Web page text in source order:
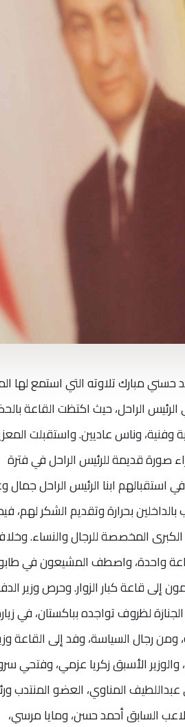
مبارك تلاوته التي استمع لها
الراحل، حيث اكتظت القاعة
وناس عاديين. واستقبلت
صورة قديمة للرئيس الراحل في فترة
استقبالهم ابنا الرئيس الراحل جمال
بحرارة وتقديم الشكر لهم،
الكبرى المخصصة للرجال والنساء.
واحدة، واصطف المشيعون في
قاعة كبار الزوار. وحرص وزير
لظروف تواجده بباكستان، في
رجال السياسة، وفد إلى القاعة
الأسبق زكريا عزمي، وفتحي
المناوي، العضو المنتدب
السابق أحمد حسن، ومايا مرسي،